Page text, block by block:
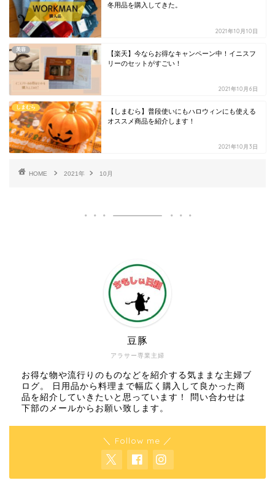
冬用品を購入してきた。
2021年10月10日
美容
【楽天】今ならお得なキャンペーン中！イニスフ
リーのセットがすごい！
2021年10月6日
しまむら
【しまむら】普段使いにもハロウィンにも使える
オススメ商品を紹介します！
2021年10月3日
HOME 2021年 10月
アラサー専業主婦
豆豚
お得な物や流行りのものなどを紹介する気ままな主婦ブ
ログ。 日用品から料理まで幅広く購入して良かった商
品を紹介していきたいと思っています！ 問い合わせは
下部のメールからお願い致します。
＼ Follow me ／